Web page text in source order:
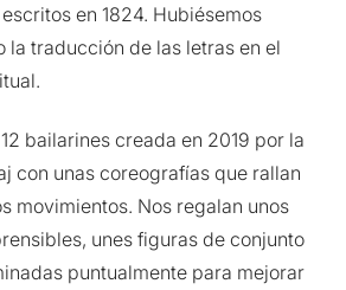
en 1824. Hubiésemos
la traducción de las letras en el
bailarines creada en 2019 por la
con unas coreografías que rallan
movimientos. Nos regalan unos
unes figuras de conjunto
puntualmente para mejorar